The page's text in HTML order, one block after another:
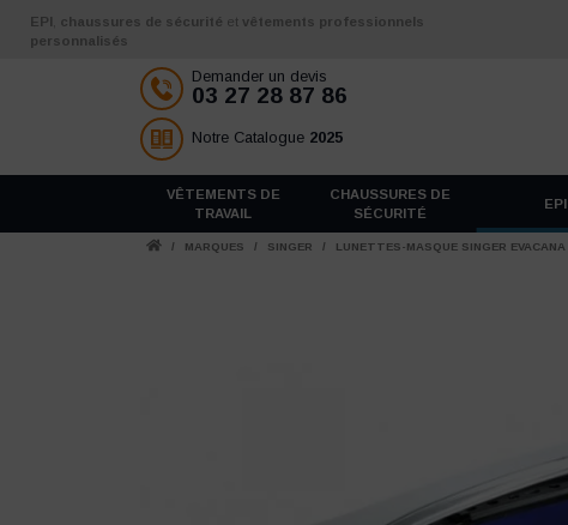
Aller au contenu
EPI chaussures de sécurité et vêtements professionnels
personnalisés
Demander un devis
03 27 28 87 86
Notre Catalogue 2025
VÊTEMENTS DE
TRAVAIL
CHAUSSURES DE
SÉCURITÉ
EPI
/ MARQUES / SINGER / LUNETTES-MASQUE SINGER EVACANA